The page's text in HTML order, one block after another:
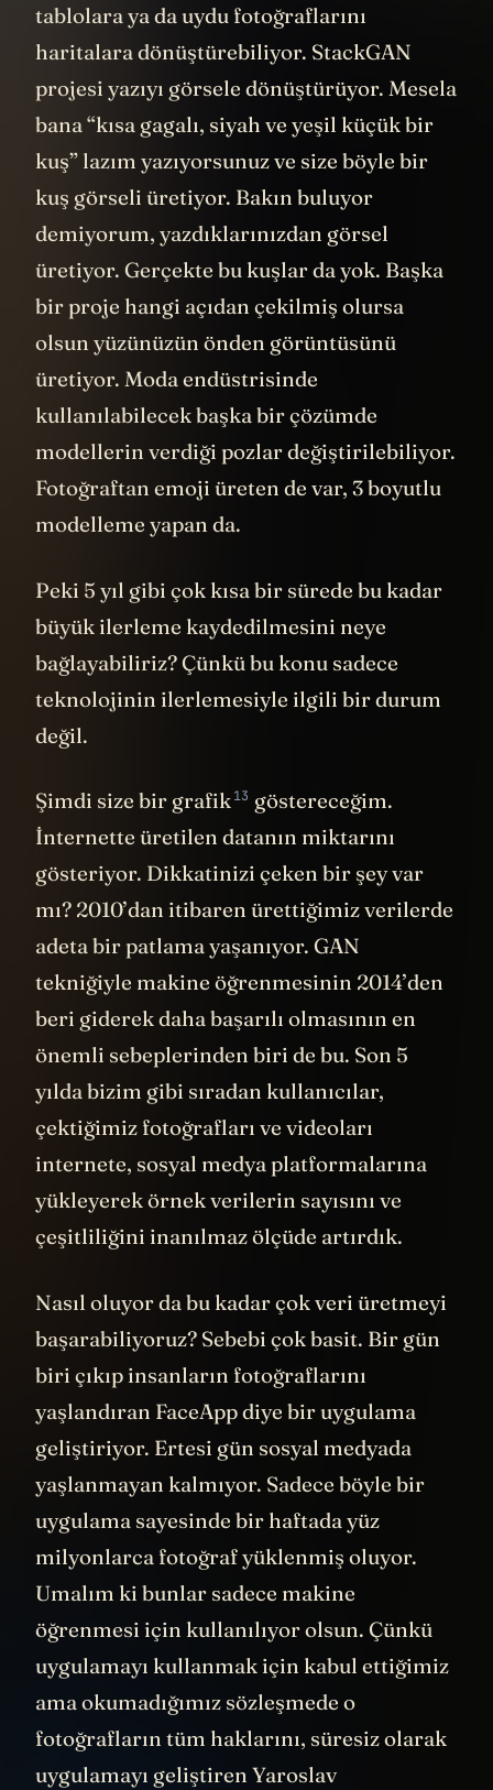
tablolara ya da uydu fotoğraflarını
haritalara dönüştürebiliyor. StackGAN
projesi yazıyı görsele dönüştürüyor. Mesela
bana “kısa gagalı, siyah ve yeşil küçük bir
kuş” lazım yazıyorsunuz ve size böyle bir
kuş görseli üretiyor. Bakın buluyor
demiyorum, yazdıklarınızdan görsel
üretiyor. Gerçekte bu kuşlar da yok. Başka
bir proje hangi açıdan çekilmiş olursa
olsun yüzünüzün önden görüntüsünü
üretiyor. Moda endüstrisinde
kullanılabilecek başka bir çözümde
modellerin verdiği pozlar değiştirilebiliyor.
Fotoğraftan emoji üreten de var, 3 boyutlu
modelleme yapan da.
Peki 5 yıl gibi çok kısa bir sürede bu kadar
büyük ilerleme kaydedilmesini neye
bağlayabiliriz? Çünkü bu konu sadece
teknolojinin ilerlemesiyle ilgili bir durum
değil.
Şimdi size bir grafik13 göstereceğim.
İnternette üretilen datanın miktarını
gösteriyor. Dikkatinizi çeken bir şey var
mı? 2010’dan itibaren ürettiğimiz verilerde
adeta bir patlama yaşanıyor. GAN
tekniğiyle makine öğrenmesinin 2014’den
beri giderek daha başarılı olmasının en
önemli sebeplerinden biri de bu. Son 5
yılda bizim gibi sıradan kullanıcılar,
çektiğimiz fotoğrafları ve videoları
internete, sosyal medya platformalarına
yükleyerek örnek verilerin sayısını ve
çeşitliliğini inanılmaz ölçüde artırdık.
Nasıl oluyor da bu kadar çok veri üretmeyi
başarabiliyoruz? Sebebi çok basit. Bir gün
biri çıkıp insanların fotoğraflarını
yaşlandıran FaceApp diye bir uygulama
geliştiriyor. Ertesi gün sosyal medyada
yaşlanmayan kalmıyor. Sadece böyle bir
uygulama sayesinde bir haftada yüz
milyonlarca fotoğraf yüklenmiş oluyor.
Umalım ki bunlar sadece makine
öğrenmesi için kullanılıyor olsun. Çünkü
uygulamayı kullanmak için kabul ettiğimiz
ama okumadığımız sözleşmede o
fotoğrafların tüm haklarını, süresiz olarak
uygulamayı geliştiren Yaroslav